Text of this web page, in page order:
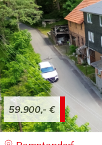
59.900,- €